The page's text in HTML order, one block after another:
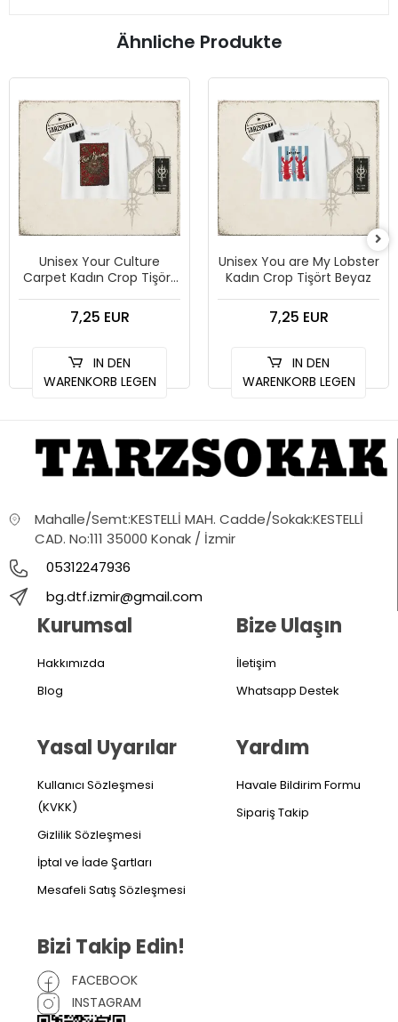
Ähnliche Produkte
Unisex Your Culture
Carpet Kadın Crop Tişört
7,25 EUR
IN DEN
WARENKORB LEGEN
Unisex You are My Lobster
Kadın Crop Tişört Beyaz
7,25 EUR
IN DEN
WARENKORB LEGEN
Mahalle/Semt:KESTELLİ MAH. Cadde/Sokak:KESTELLİ
CAD. No:111 35000 Konak / İzmir
05312247936
bg.dtf.izmir@gmail.com
Kurumsal
Hakkımızda
Blog
Yasal Uyarılar
Kullanıcı Sözleşmesi
(KVKK)
Gizlilik Sözleşmesi
İptal ve İade Şartları
Mesafeli Satış Sözleşmesi
Bize Ulaşın
İletişim
Whatsapp Destek
Yardım
Havale Bildirim Formu
Sipariş Takip
Bizi Takip Edin!
FACEBOOK
INSTAGRAM